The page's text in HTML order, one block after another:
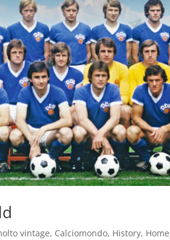
vintage, Calciomondo, History, Home